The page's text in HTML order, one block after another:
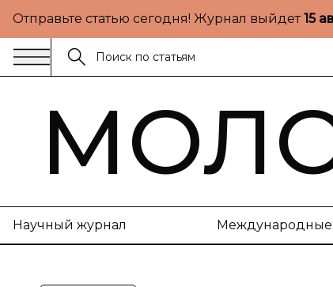
Отправьте статью сегодня! Журнал выйдет15
Научный журнал